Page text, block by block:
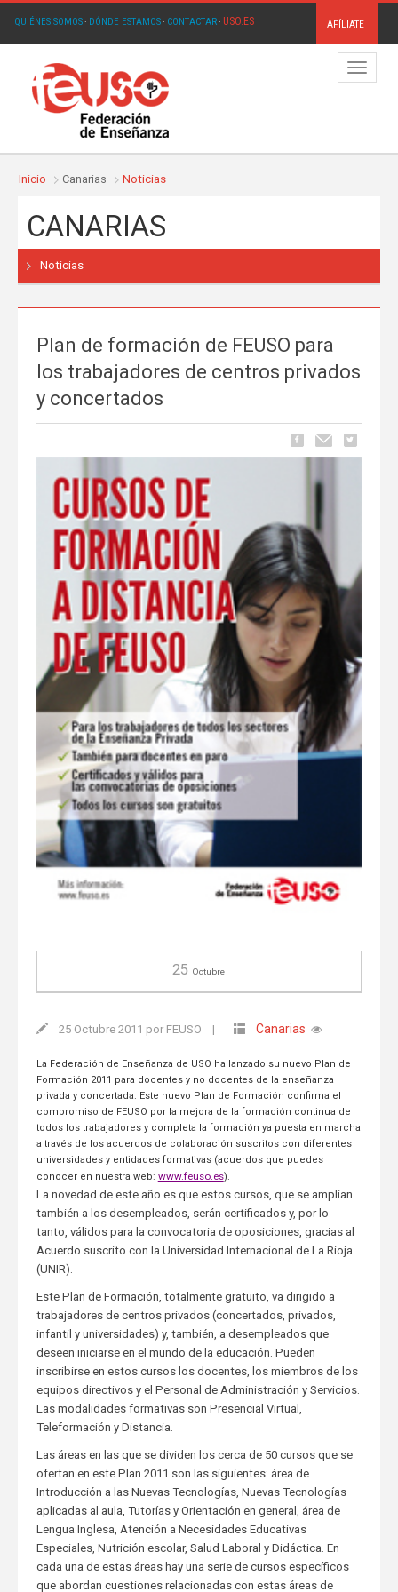
QUIÉNES SOMOS· DÓNDE ESTAMOS· CONTACTAR· USO.ES AFÍLIATE
Menú
Inicio Canarias Noticias
CANARIAS
Noticias
Plan de formación de FEUSO para
los trabajadores de centros privados
y concertados
25 Octubre
25 Octubre 2011 por FEUSO | Canarias
La Federación de Enseñanza de USO ha lanzado su nuevo Plan de
Formación 2011 para docentes y no docentes de la enseñanza
privada y concertada. Este nuevo Plan de Formación confirma el
compromiso de FEUSO por la mejora de la formación continua de
todos los trabajadores y completa la formación ya puesta en marcha
a través de los acuerdos de colaboración suscritos con diferentes
universidades y entidades formativas (acuerdos que puedes
conocer en nuestra web: www.feuso.es).
La novedad de este año es que estos cursos, que se amplían
también a los desempleados, serán certificados y, por lo
tanto, válidos para la convocatoria de oposiciones, gracias al
Acuerdo suscrito con la Universidad Internacional de La Rioja
(UNIR).
Este Plan de Formación, totalmente gratuito, va dirigido a
trabajadores de centros privados (concertados, privados,
infantil y universidades) y, también, a desempleados que
deseen iniciarse en el mundo de la educación. Pueden
inscribirse en estos cursos los docentes, los miembros de los
equipos directivos y el Personal de Administración y Servicios.
Las modalidades formativas son Presencial Virtual,
Teleformación y Distancia.
Las áreas en las que se dividen los cerca de 50 cursos que se
ofertan en este Plan 2011 son las siguientes: área de
Introducción a las Nuevas Tecnologías, Nuevas Tecnologías
aplicadas al aula, Tutorías y Orientación en general, área de
Lengua Inglesa, Atención a Necesidades Educativas
Especiales, Nutrición escolar, Salud Laboral y Didáctica. En
cada una de estas áreas hay una serie de cursos específicos
que abordan cuestiones relacionadas con estas áreas de